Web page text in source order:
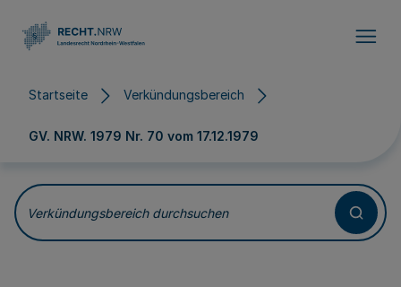
Startseite Verkündungsbereich
GV. NRW. 1979 Nr. 70 vom 17.12.1979
Verkündungsbereich durchsuchen